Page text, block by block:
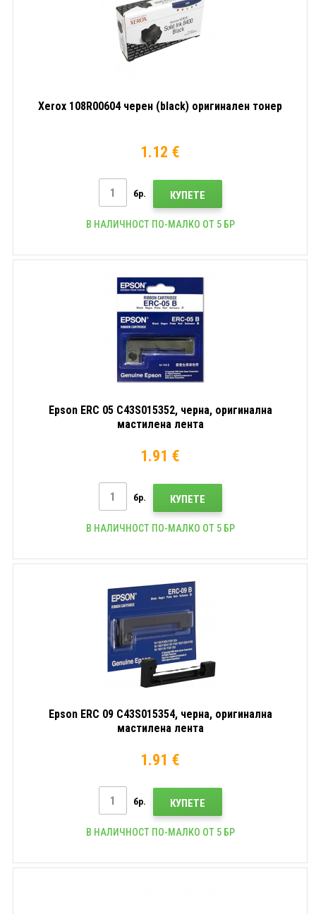
Xerox 108R00604 черен (black) оригинален тонер
1.12 €
бр. КУПЕТЕ
В НАЛИЧНОСТ ПО-МАЛКО ОТ 5 БР
Epson ERC 05 C43S015352, черна, оригинална
мастилена лента
1.91 €
бр. КУПЕТЕ
В НАЛИЧНОСТ ПО-МАЛКО ОТ 5 БР
Epson ERC 09 C43S015354, черна, оригинална
мастилена лента
1.91 €
бр. КУПЕТЕ
В НАЛИЧНОСТ ПО-МАЛКО ОТ 5 БР